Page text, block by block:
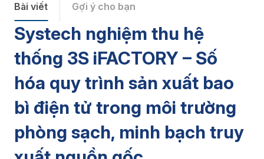
Bài viết Gợi ý cho bạn
Systech nghiệm thu hệ
thống 3S iFACTORY – Số
hóa quy trình sản xuất bao
bì điện tử trong môi trường
phòng sạch, minh bạch truy